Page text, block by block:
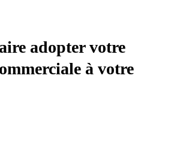
adopter votre
à votre